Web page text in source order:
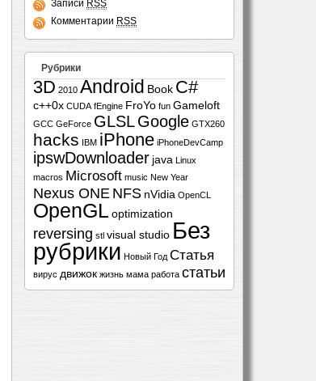
Записи RSS
Комментарии RSS
Рубрики
3D 2010 Android Book C#
c++0x CUDA fEngine FroYo fun Gameloft
GCC GeForce GLSLGoogle GTX260
hacks IBM iPhone iPhoneDevCamp
ipswDownloader java Linux
macros Microsoft music New Year
Nexus ONE NFS nVidia OpenCL
OpenGL optimization
reversing stl visual studio Без
рубрики Новый Год Статья
вирус движок жизнь мама работа статьи